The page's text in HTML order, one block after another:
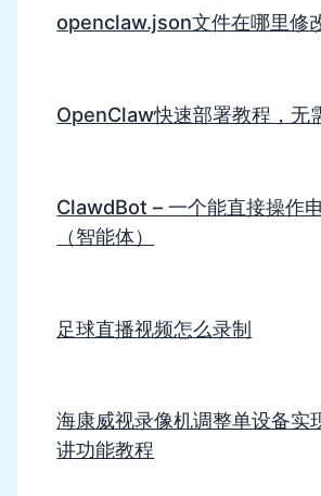
openclaw.json文件在哪里修
OpenClaw快速部署教程，无
ClawdBot – 一个能直接操作
（智能体）
足球直播视频怎么录制
海康威视录像机调整单设备实
讲功能教程